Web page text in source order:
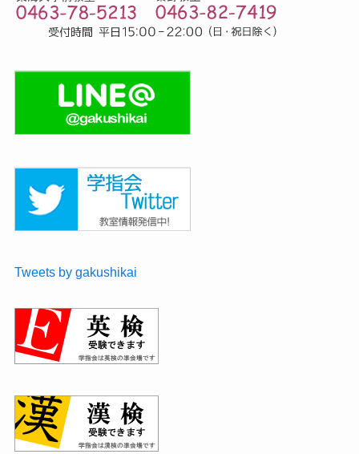
Tweets by gakushikai